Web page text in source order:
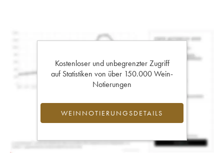
Kostenloser und unbegrenzter Zugriff
auf Statistiken von über 150.000 Wein-
Notierungen
WEINNOTIERUNGSDETAILS